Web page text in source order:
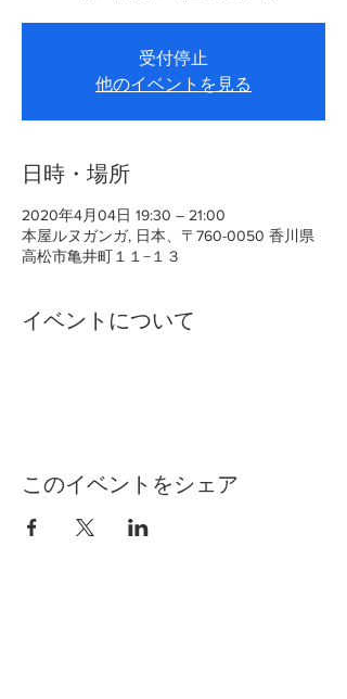
受付停止
他のイベントを見る
日時・場所
2020年4月04日 19:30 – 21:00
本屋ルヌガンガ, 日本、〒760-0050 香川県
高松市亀井町１１−１３
イベントについて
このイベントをシェア